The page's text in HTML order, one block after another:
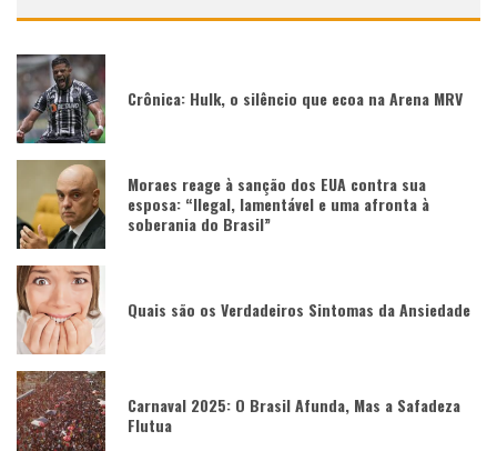
Crônica: Hulk, o silêncio que ecoa na Arena MRV
Moraes reage à sanção dos EUA contra sua
esposa: “Ilegal, lamentável e uma afronta à
soberania do Brasil”
Quais são os Verdadeiros Sintomas da Ansiedade
Carnaval 2025: O Brasil Afunda, Mas a Safadeza
Flutua